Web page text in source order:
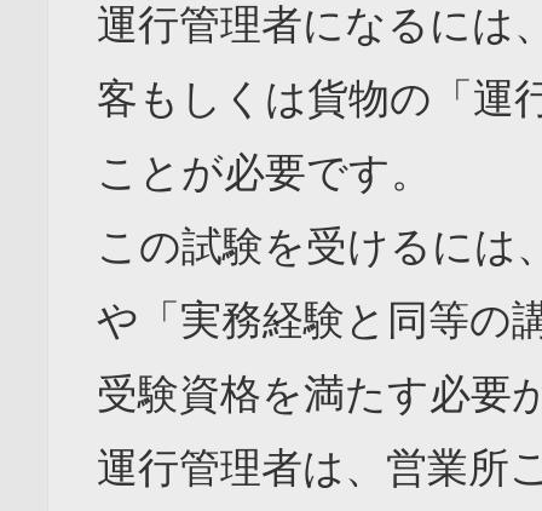
運行管理者になるには
客もしくは貨物の「運
ことが必要です。
この試験を受けるには
や「実務経験と同等の
受験資格を満たす必要
運行管理者は、営業所